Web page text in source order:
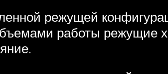
режущей
работы режущие